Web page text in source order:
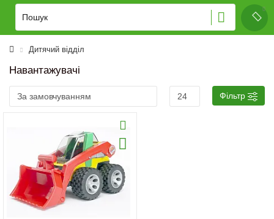
Дитячий відділ
Навантажувачі
Фільтр